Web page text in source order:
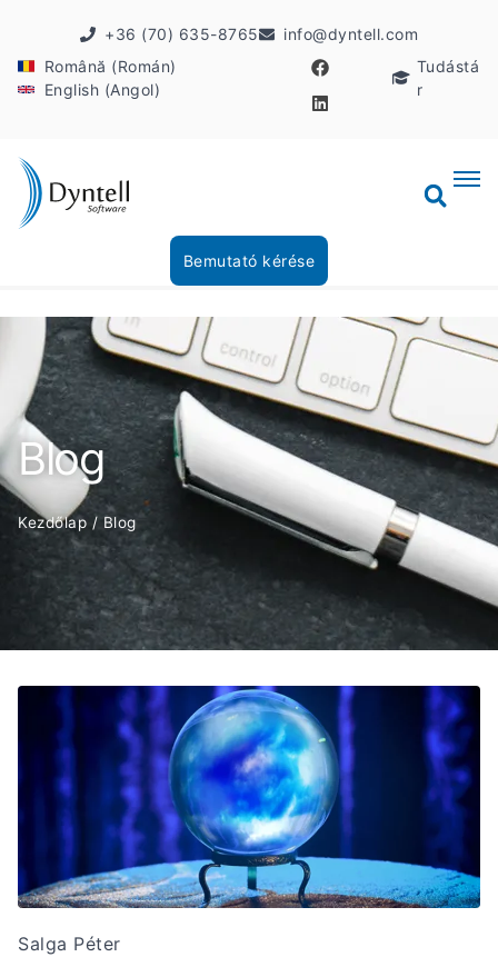
+36 (70) 635-8765
info@dyntell.com
Română (Román)
English (Angol)
Tudástá
r
Bemutató kérése
Blog
Kezdőlap / Blog
Salga Péter